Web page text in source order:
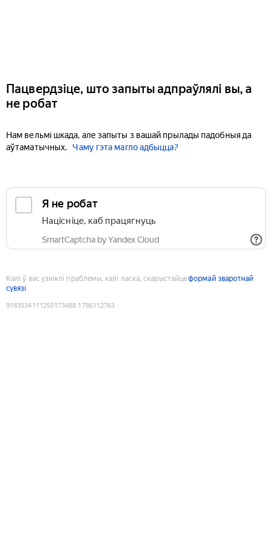
Пацвердзіце, што запыты адпраўлялі вы, а
не робат
Нам вельмі шкада, але запыты з вашай прылады падобныя да
аўтаматычных.
Чаму гэта магло адбыцца?
Я не робат
Націсніце, каб працягнуць
SmartCaptcha by Yandex Cloud
Калі ў вас узніклі праблемы, калі ласка, скарыстайцеформай зваротнай
сувязі
9183534111255173488:1786112763